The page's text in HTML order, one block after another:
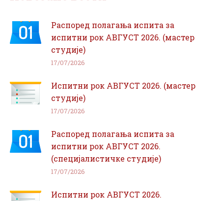
Распоред полагања испита за
испитни рок АВГУСТ 2026. (мастер
студије)
17/07/2026
Испитни рок АВГУСТ 2026. (мастер
студије)
17/07/2026
Распоред полагања испита за
испитни рок АВГУСТ 2026.
(специјалистичке студије)
17/07/2026
Испитни рок АВГУСТ 2026.